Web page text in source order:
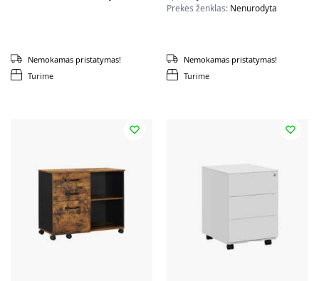
Turime
Nemokamas pristatymas!
Prekės ženklas: Nenurodyta
Turime
Nemokamas pristatymas!